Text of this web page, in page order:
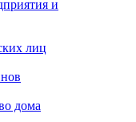
и
лиц
дома